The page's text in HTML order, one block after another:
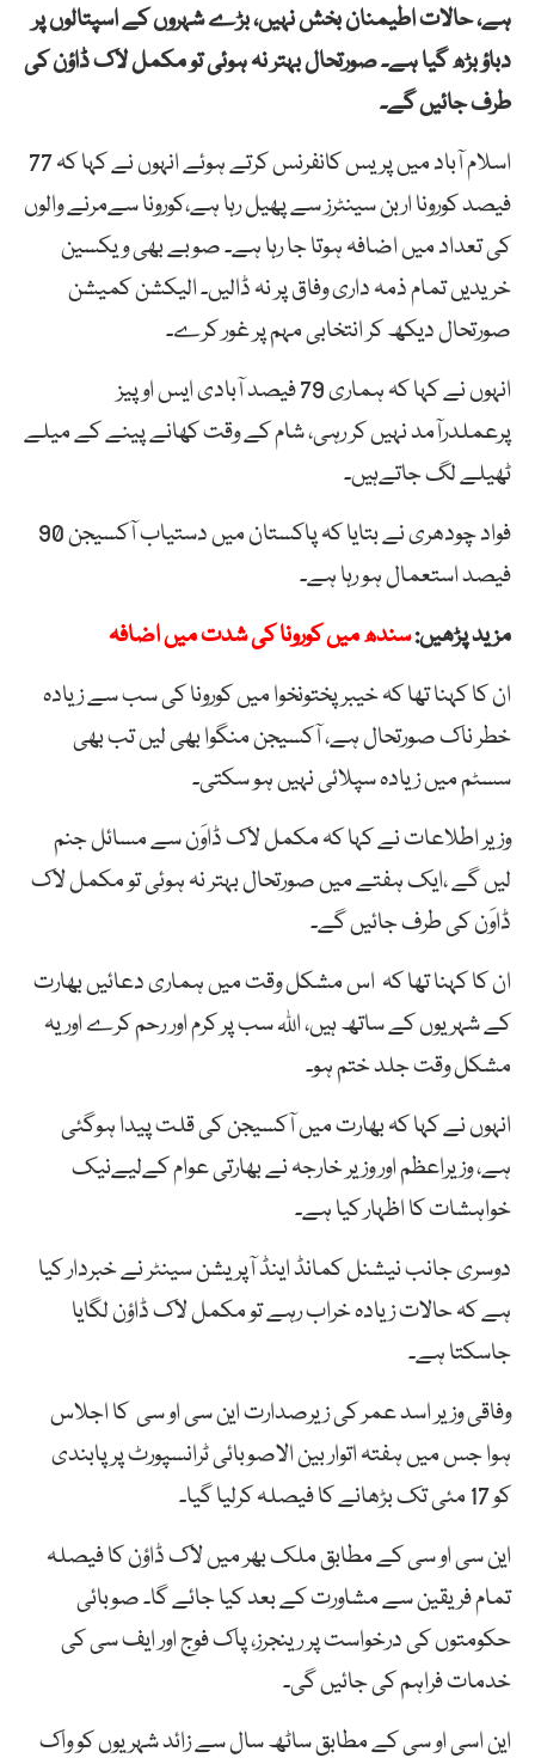
ہے،حالاتاطیمنانبخشنہیں،بڑےشہروںکےاسپتالوںپر
دباؤبڑھگیاہے۔صورتحالبہترنہہوئیتومکمللاکڈاؤنکی
طرفجائیںگے۔
اسلام آباد میں پریس کانفرنس کرتے ہوئے انہوں نے کہا کہ 77
فیصد کورونا اربن سینٹرز سے پھیل رہا ہے،کورونا سےمرنے والوں
کی تعداد میں اضافہ ہوتا جا رہا ہے۔صوبےبھیویکسین
خریدیںتمامذمہداریوفاقپرنہڈالیں۔الیکشنکمیشن
صورتحالدیکھکرانتخابیمہمپرغورکرے۔
انہوں نے کہا کہ ہماری 79 فیصد آبادی ایس اوپیز
پرعملدرآمد نہیں کر رہی، شام کے وقت کھانے پینے کے میلے
ٹھیلے لگ جاتےہیں۔
فواد چودھری نے بتایا کہ پاکستان میں دستیاب آکسیجن 90
فیصد استعمال ہو رہا ہے۔
مزید پڑھیں:سندھ میں کورونا کی شدت میں اضافہ
ان کا کہنا تھا کہ خیبرپختونخوا میں کورونا کی سب سے زیادہ
خطر ناک صورتحال ہے، آکسیجن منگوا بھی لیں تب بھی
سسٹم میں زیادہ سپلائی نہیں ہو سکتی۔
وزیر اطلاعات نے کہا کہ مکمل لاک ڈاوَن سے مسائل جنم
لیں گے ،ایک ہفتے میں صورتحال بہتر نہ ہوئی تو مکمل لاک
ڈاوَن کی طرف جائیں گے۔
ان کا کہنا تھا کہ اس مشکل وقت میں ہماری دعائیں بھارت
کے شہریوں کے ساتھ ہیں، اللہ سب پر کرم اور رحم کرے اور یہ
مشکل وقت جلد ختم ہو۔
انہوں نے کہا کہ بھارت میں آکسیجن کی قلت پیدا ہوگئی
ہے، وزیراعظم اور وزیر خارجہ نے بھارتی عوام کےلیےنیک
خواہشات کا اظہار کیا ہے۔
دوسری جانبنیشنلکمانڈاینڈآپریشنسینٹرنےخبردارکیا
ہےکہحالاتزیادہخرابرہےتومکمللاکڈاؤنلگایا
جاسکتاہے۔
وفاقیوزیراسدعمرکیزیرصدارتاینسیاوسیکااجلاس
ہوا جس میںہفتہاتواربینالاصوبائیٹرانسپورٹپرپابندی
کو
مئیتکبڑھانےکافیصلہکرلیاگیا۔
این سی او سی کے مطابقملکبھرمیںلاکڈاؤنکافیصلہ
تمامفریقینسےمشاورتکےبعدکیاجائےگا۔صوبائی
حکومتوںکیدرخواستپررینجرز،پاکفوجاورایفسیکی
خدماتفراہمکیجائیںگی۔
این اسی او سی کے مطابق ساٹھسالسےزائدشہریوںکوواک